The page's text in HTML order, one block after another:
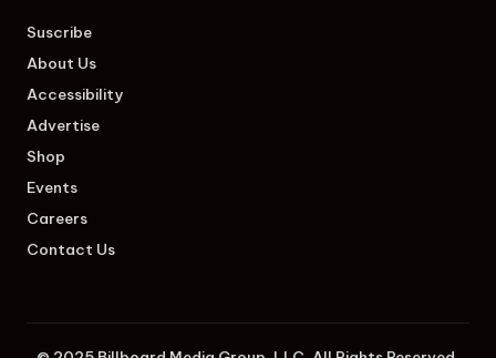
Suscribe
About Us
Accessibility
Advertise
Shop
Events
Careers
Contact Us